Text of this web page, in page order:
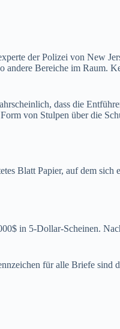
der Polizei von New
andere Bereiche im
dass die
von Stulpen über die
Blatt Papier, auf dem
in 5-Dollar-Scheinen.
für alle Briefe sind